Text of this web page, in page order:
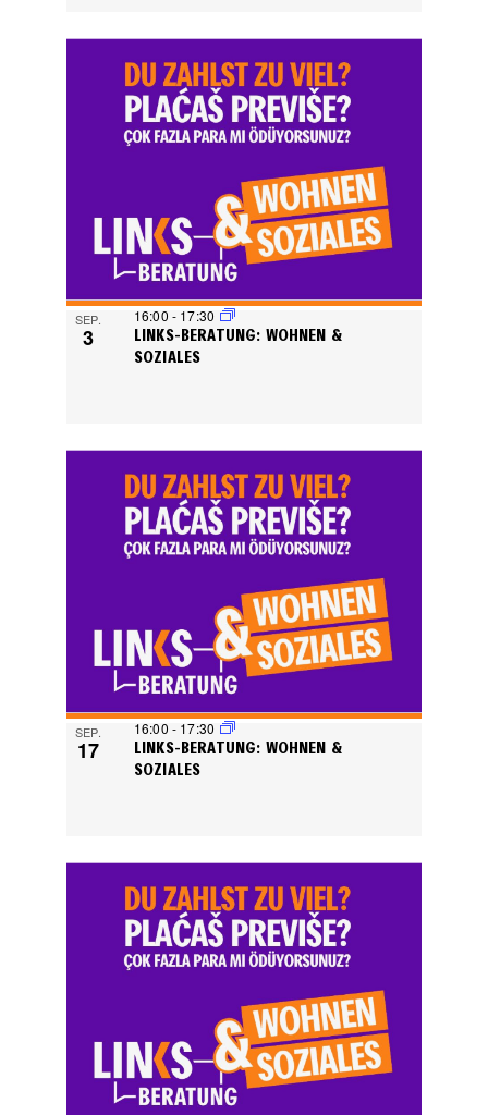
SEP.
3
LINKS-BERATUNG: WOHNEN &
SOZIALES
16:00 - 17:30
SEP.
17
LINKS-BERATUNG: WOHNEN &
SOZIALES
16:00 - 17:30